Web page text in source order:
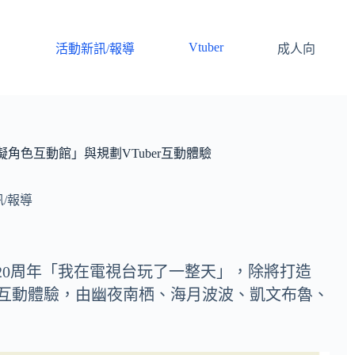
活動新訊/報導 Vtuber 成人向
角色互動館」與規劃VTuber互動體驗
/報導
周年「我在電視台玩了一整天」，除將打造
動體驗，由幽夜南栖、海月波波、凱文布魯、